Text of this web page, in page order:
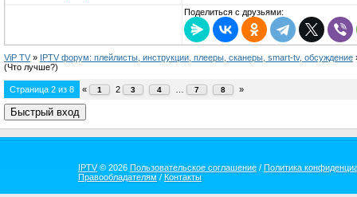
Поделиться с друзьями:
ViP TV » IPTV форум: плейлисты, инструкции, плееры, сканеры, smart-tv, обсуждение
(Что лучше?)
Страница 2 из 8 « 1 2 3 4 7 8 »
IPTV© 2026 Пользовательское соглашение / Политика
Правообладателям / Контакты